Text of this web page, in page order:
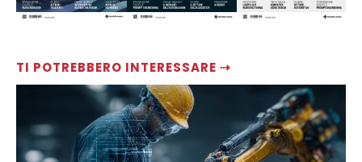
TI POTREBBERO INTERESSARE ⇢